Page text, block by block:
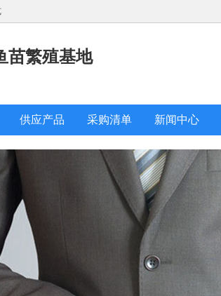
苗繁殖基地
供应产品 采购清单 新闻中心